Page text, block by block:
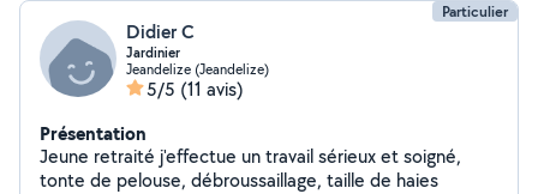
Particulier
Didier C
Jardinier
Jeandelize (Jeandelize)
5/5 (11 avis)
Présentation
Jeune retraité j'effectue un travail sérieux et soigné,
tonte de pelouse, débroussaillage, taille de haies